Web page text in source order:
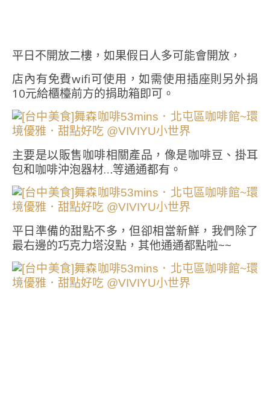
平日不開放二樓，如果假日人多可能會開放，
店內有免費wifi可使用，如需使用插座則另外捐
10元給櫃檯前方的捐助箱即可。
主要是以販售咖啡相關產品，像是咖啡豆、掛耳
包和咖啡沖泡器材…等通通都有。
平日準備的甜點不多，但卻相當新鮮，我們除了
最右邊的巧克力塔沒點，其他通通都點啦~~